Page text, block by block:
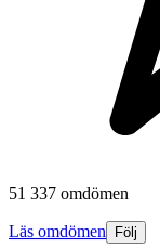
51 337 omdömen
Läs omdömen Följ